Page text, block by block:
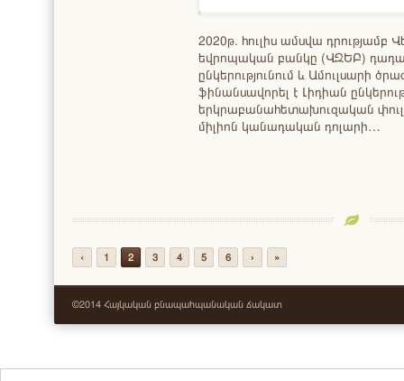
2020թ. հուլիս ամսվա
եվրոպական բանկը (ՎԶԵԲ)
ընկերությունում և Ամուլսարի
ֆինանսավորել է Լիդիան
երկրաբանահետախուզական
միլիոն կանադական դոլարի…
‹ 1 2 3 4 5 6 › »
©2014 Հայկական բնապահպանական ճակատ